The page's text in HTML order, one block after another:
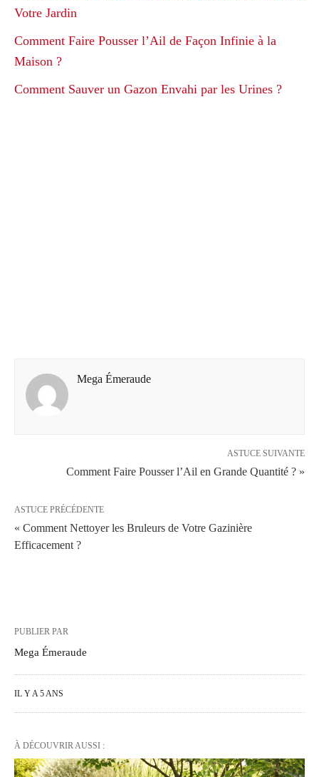
Votre Jardin
Comment Faire Pousser l’Ail de Façon Infinie à la
Maison ?
Comment Sauver un Gazon Envahi par les Urines ?
Mega Émeraude
ASTUCE SUIVANTE
Comment Faire Pousser l’Ail en Grande Quantité ? »
ASTUCE PRÉCÉDENTE
« Comment Nettoyer les Bruleurs de Votre Gazinière
Efficacement ?
PUBLIER PAR
Mega Émeraude
IL Y A 5 ANS
À DÉCOUVRIR AUSSI :